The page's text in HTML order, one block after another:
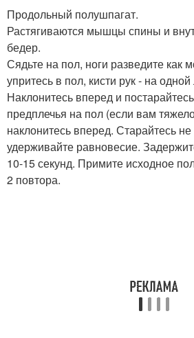
Продольный полушпагат.
Растягиваются мышцы спины и
бедер.
Сядьте на пол, ноги разведите как
упритесь в пол, кисти рук - на
Наклонитесь вперед и
предплечья на пол (если вам
наклонитесь вперед. Старайтесь
удерживайте равновесие.
10-15 секунд. Примите исходное
2 повтора.